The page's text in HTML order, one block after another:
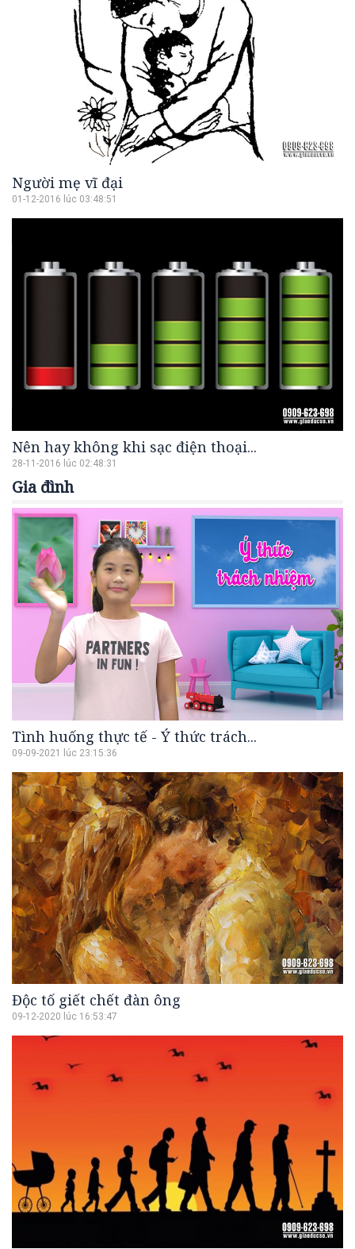
Người mẹ vĩ đại
01-12-2016 lúc 03:48:51
Nên hay không khi sạc điện thoại...
28-11-2016 lúc 02:48:31
Gia đình
Tình huống thực tế - Ý thức trách...
09-09-2021 lúc 23:15:36
Độc tố giết chết đàn ông
09-12-2020 lúc 16:53:47